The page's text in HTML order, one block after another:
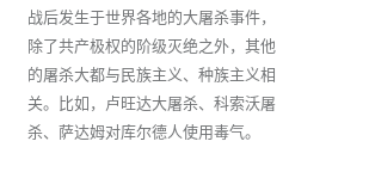
战后发生于世界各地的大屠杀事件，
除了共产极权的阶级灭绝之外，其他
的屠杀大都与民族主义、种族主义相
关。比如，卢旺达大屠杀、科索沃屠
杀、萨达姆对库尔德人使用毒气。